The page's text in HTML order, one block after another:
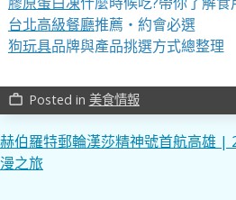
台北高級餐廳推薦・約會必選
狗玩具品牌與產品挑選方式總整理
work_outline Posted in 美食情報
文
章
赫伯羅特郵輪漢莎精神號首航高雄 |
漫之旅